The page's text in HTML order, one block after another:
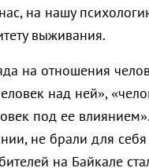
на нашу
выживания.
на отношения
над ней»,
под ее
не брали для
на Байкале